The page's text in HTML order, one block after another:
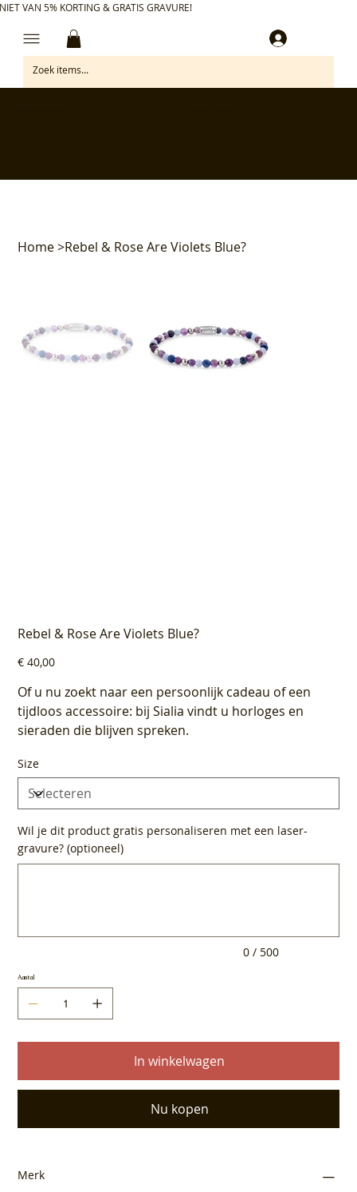
VAN 5% KORTING & GRATIS GRAVURE!
Home>Rebel & Rose Are Violets Blue?
Rebel & Rose Are Violets Blue?
Prijs
€ 40,00
Of u nu zoekt naar een persoonlijk cadeau of een
tijdloos accessoire: bij Sialia vindt u horloges en
sieraden die blijven spreken.
Size
Wil je dit product gratis personaliseren met een laser-
gravure? (optioneel)
0 / 500
Aantal
In winkelwagen
Nu kopen
Merk